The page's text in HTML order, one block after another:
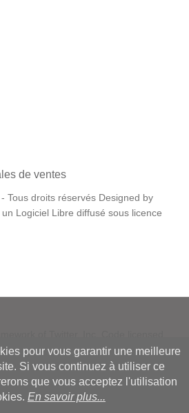
de ventes
Tous droits réservés Designed by
un Logiciel Libre diffusé sous licence
underSIL OFL 1.1.
pour vous garantir une meilleure
Si vous continuez à utiliser ce
que vous acceptez l'utilisation
En savoir plus...